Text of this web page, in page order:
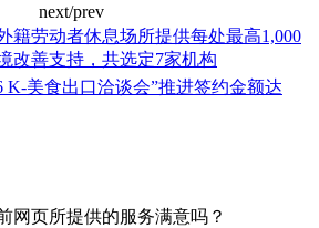
next/prev
籍劳动者休息场所提供每处最高1,000
改善支持，共选定7家机构
K-美食出口洽谈会”推进签约金额达
网页所提供的服务满意吗？